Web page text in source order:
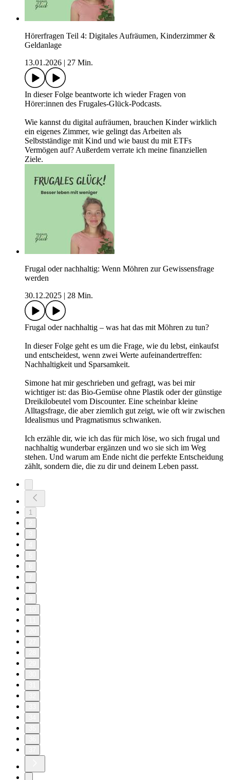
Hörerfragen Teil 4: Digitales Aufräumen, Kinderzimmer &
Geldanlage
13.01.2026
27 Min.
In dieser Folge beantworte ich wieder Fragen von
Hörer:innen des Frugales-Glück-Podcasts.
Wie kannst du digital aufräumen, brauchen Kinder wirklich
ein eigenes Zimmer, wie gelingt das Arbeiten als
Selbstständige mit Kind und wie baust du mit ETFs
Vermögen auf? Außerdem verrate ich meine finanziellen
Ziele.
Frugal oder nachhaltig: Wenn Möhren zur Gewissensfrage
werden
30.12.2025
28 Min.
Frugal oder nachhaltig – was hat das mit Möhren zu tun?
In dieser Folge geht es um die Frage, wie du lebst, einkaufst
und entscheidest, wenn zwei Werte aufeinandertreffen:
Nachhaltigkeit und Sparsamkeit.
Simone hat mir geschrieben und gefragt, was bei mir
wichtiger ist: das Bio-Gemüse ohne Plastik oder der günstige
Dreikilobeutel vom Discounter. Eine scheinbar kleine
Alltagsfrage, die aber ziemlich gut zeigt, wie oft wir zwischen
Idealismus und Pragmatismus schwanken.
Ich erzähle dir, wie ich das für mich löse, wo sich frugal und
nachhaltig wunderbar ergänzen und wo sie sich im Weg
stehen. Und warum am Ende nicht die perfekte Entscheidung
zählt, sondern die, die zu dir und deinem Leben passt.
1